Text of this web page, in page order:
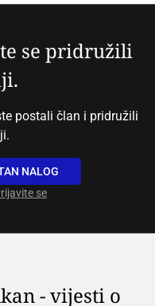
se pridružili
postali član i pridružili
NALOG
se
- vijesti o